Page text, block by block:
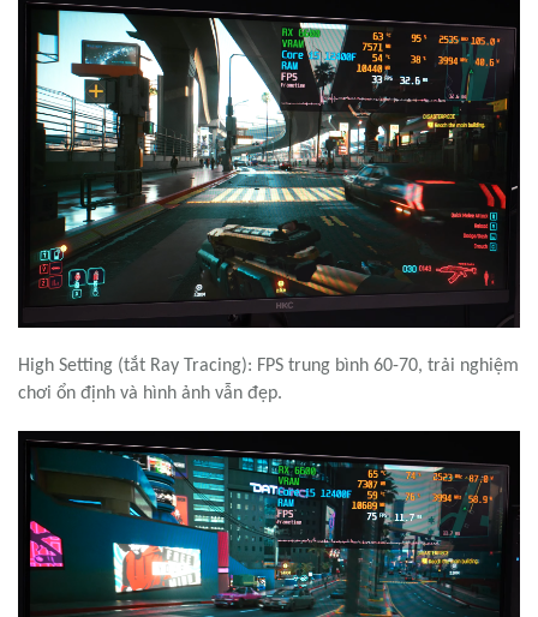
High Setting: FPS trung bình khoảng 60-75, vẫn chơi tốt nhưng
có thể xuất hiện tụt khung hình nhẹ trong các cảnh phức tạp.
Cyberpunk 2077:
Ray TracingUltra: FPS trung bình khoảng 30, trải nghiệm không
thực sự tối ưu cho hành động nhanh.